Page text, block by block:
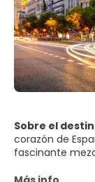
Sobre el
corazón de
fascinante
un entusiasta